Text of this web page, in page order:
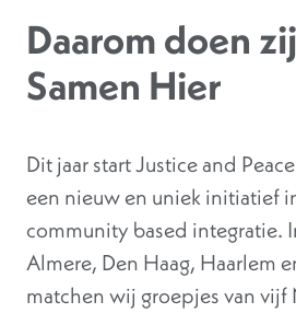
Daarom doen
Samen Hier
Dit jaar start Justice and
een nieuw en uniek initiatief
community based integratie.
Almere, Den Haag, Haarlem
matchen wij groepjes van